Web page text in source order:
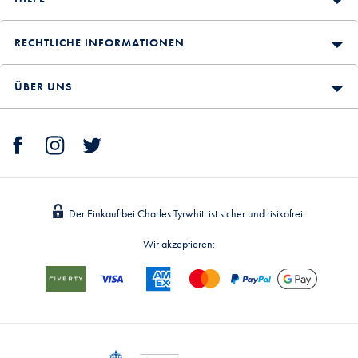
RECHTLICHE INFORMATIONEN
ÜBER UNS
Der Einkauf bei Charles Tyrwhitt ist sicher und risikofrei.
Wir akzeptieren: